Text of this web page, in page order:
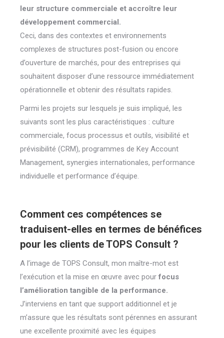
leur structure commerciale et accroître leur
développement commercial.
Ceci, dans des contextes et environnements
complexes de structures post-fusion ou encore
d’ouverture de marchés, pour des entreprises qui
souhaitent disposer d’une ressource immédiatement
opérationnelle et obtenir des résultats rapides.
Parmi les projets sur lesquels je suis impliqué, les
suivants sont les plus caractéristiques : culture
commerciale, focus processus et outils, visibilité et
prévisibilité (CRM), programmes de Key Account
Management, synergies internationales, performance
individuelle et performance d’équipe.
Comment ces compétences se
traduisent-elles en termes de bénéfices
pour les clients de TOPS Consult ?
A l’image de TOPS Consult, mon maître-mot est
l’exécution et la mise en œuvre avec pour focus
l’amélioration tangible de la performance.
J’interviens en tant que support additionnel et je
m’assure que les résultats sont pérennes en assurant
une excellente proximité avec les équipes